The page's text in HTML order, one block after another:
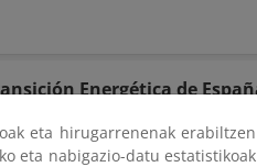
Energética de
España
eta hirugarrenenak erabiltzen
eta nabigazio-datu estatistikoak